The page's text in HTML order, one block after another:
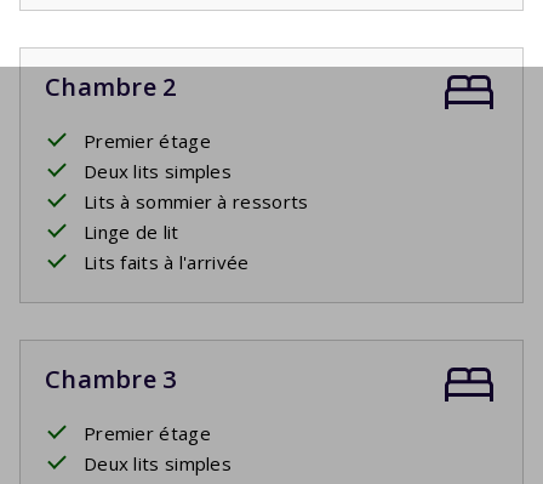
Chambre 2
Premier étage
Deux lits simples
Lits à sommier à ressorts
Linge de lit
Lits faits à l'arrivée
Chambre 3
Premier étage
Deux lits simples